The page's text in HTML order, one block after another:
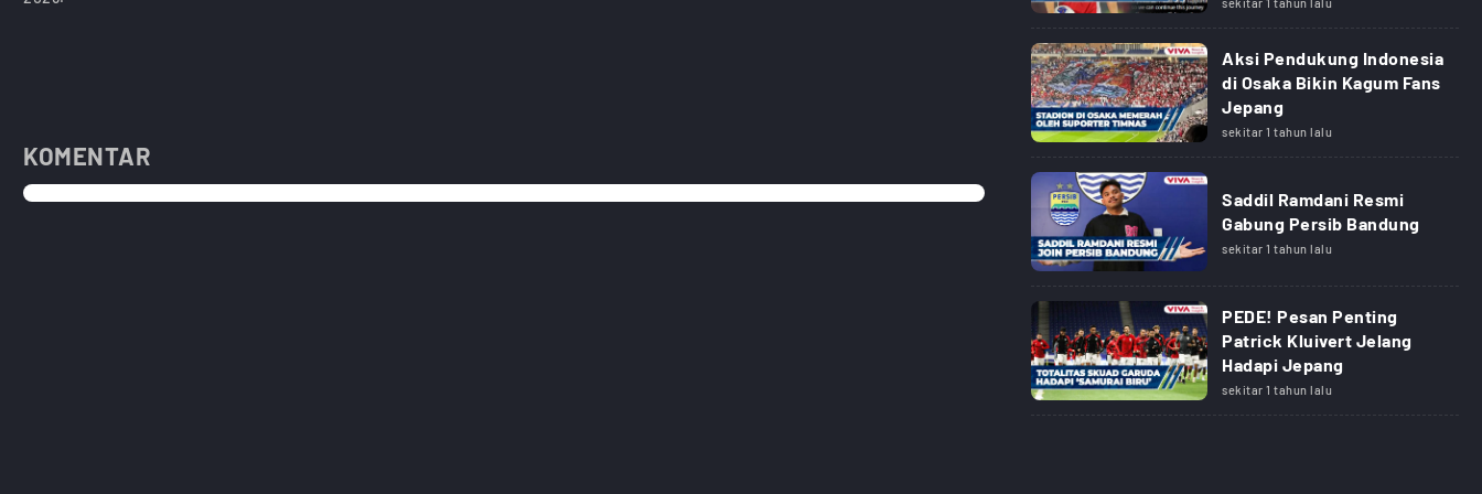
KOMENTAR
Aksi Pendukung Indonesia
di Osaka Bikin Kagum Fans
Jepang
sekitar 1 tahun lalu
Saddil Ramdani Resmi
Gabung Persib Bandung
sekitar 1 tahun lalu
PEDE! Pesan Penting
Patrick Kluivert Jelang
Hadapi Jepang
sekitar 1 tahun lalu